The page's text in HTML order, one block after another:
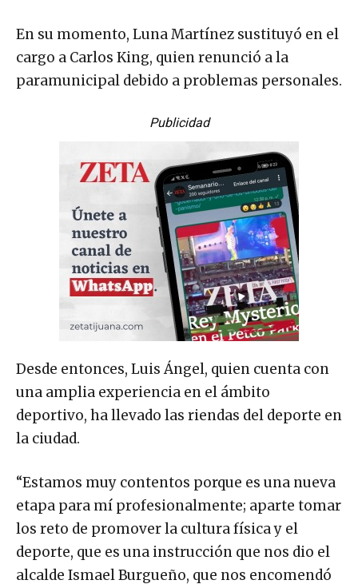
En su momento, Luna Martínez sustituyó en el
cargo a Carlos King, quien renunció a la
paramunicipal debido a problemas personales.
Publicidad
Desde entonces, Luis Ángel, quien cuenta con
una amplia experiencia en el ámbito
deportivo, ha llevado las riendas del deporte en
la ciudad.
“Estamos muy contentos porque es una nueva
etapa para mí profesionalmente; aparte tomar
los reto de promover la cultura física y el
deporte, que es una instrucción que nos dio el
alcalde Ismael Burgueño, que nos encomendó